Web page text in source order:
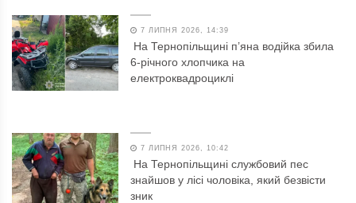
7 ЛИПНЯ 2026, 14:39
На Тернопільщині п’яна водійка збила
6-річного хлопчика на
електроквадроциклі
7 ЛИПНЯ 2026, 10:42
На Тернопільщині службовий пес
знайшов у лісі чоловіка, який безвісти
зник